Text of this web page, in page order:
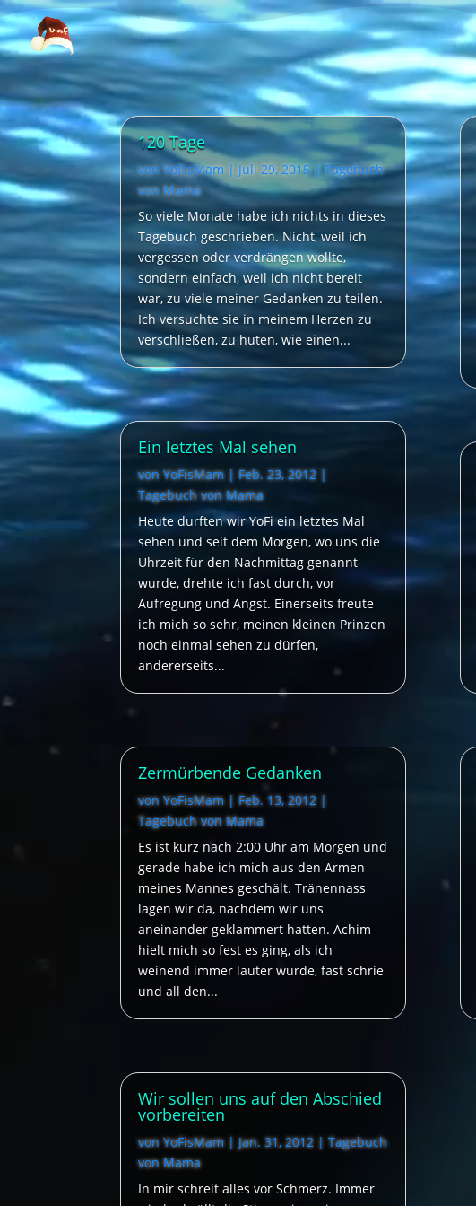
Video-
Player
120 Tage
vonYoFisMam |Juli 29, 2015 |Tagebuch
von Mama
So viele Monate habe ich nichts in dieses
Tagebuch geschrieben. Nicht, weil ich
vergessen oder verdrängen wollte,
sondern einfach, weil ich nicht bereit
war, zu viele meiner Gedanken zu teilen.
Ich versuchte sie in meinem Herzen zu
verschließen, zu hüten, wie einen...
Ein letztes Mal sehen
vonYoFisMam|Feb. 23, 2012 |
Tagebuch von Mama
Heute durften wir YoFi ein letztes Mal
sehen und seit dem Morgen, wo uns die
Uhrzeit für den Nachmittag genannt
wurde, drehte ich fast durch, vor
Aufregung und Angst. Einerseits freute
ich mich so sehr, meinen kleinen Prinzen
noch einmal sehen zu dürfen,
andererseits...
Zermürbende Gedanken
vonYoFisMam|Feb. 13, 2012 |
Tagebuch von Mama
Es ist kurz nach 2:00 Uhr am Morgen und
gerade habe ich mich aus den Armen
meines Mannes geschält. Tränennass
lagen wir da, nachdem wir uns
aneinander geklammert hatten. Achim
hielt mich so fest es ging, als ich
weinend immer lauter wurde, fast schrie
und all den...
Wir sollen uns auf den Abschied
vorbereiten
vonYoFisMam|Jan. 31, 2012 |Tagebuch
von Mama
In mir schreit alles vor Schmerz. Immer